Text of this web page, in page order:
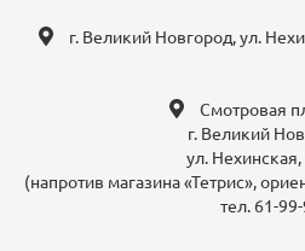
г. Великий Новгород, ул.
Смотровая
г. Великий
ул. Нехинская,
(напротив магазина «Тетрис»,
тел. 61-